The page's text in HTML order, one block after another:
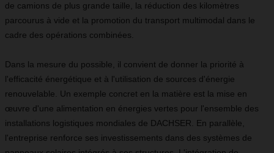
de camions de plus grande taille, la réduction des kilomètres
parcourus à vide et la promotion du transport multimodal dans le
cadre des opérations combinées.
Dans la mesure du possible, il convient de donner la priorité à
l'efficacité énergétique et à l'utilisation de sources d'énergie
renouvelable. Un exemple concret en la matière est la mise en
œuvre d'une alimentation en énergies vertes pour l'ensemble des
installations logistiques mondiales de DACHSER. En parallèle,
l'entreprise renforce ses investissements dans des systèmes de